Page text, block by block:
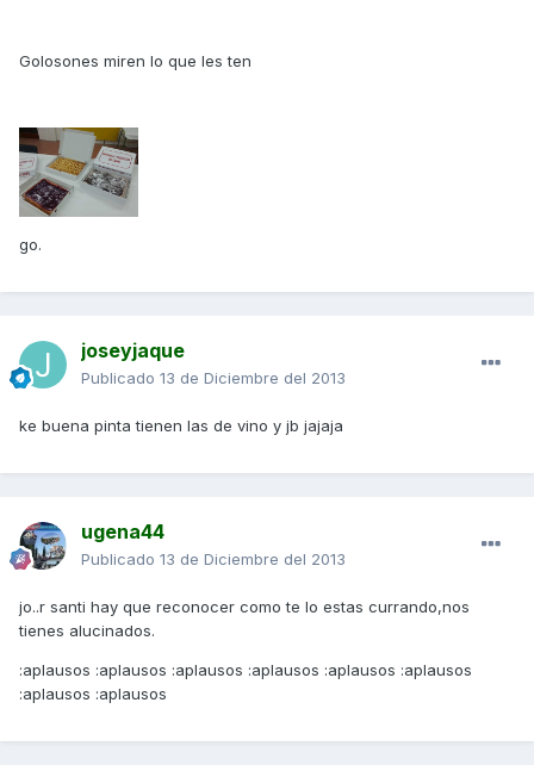
Golosones miren lo que les ten
go.
joseyjaque
Publicado 13 de Diciembre del 2013
ke buena pinta tienen las de vino y jb jajaja
ugena44
Publicado 13 de Diciembre del 2013
jo..r santi hay que reconocer como te lo estas currando,nos
tienes alucinados.
:aplausos :aplausos :aplausos :aplausos :aplausos :aplausos
:aplausos :aplausos